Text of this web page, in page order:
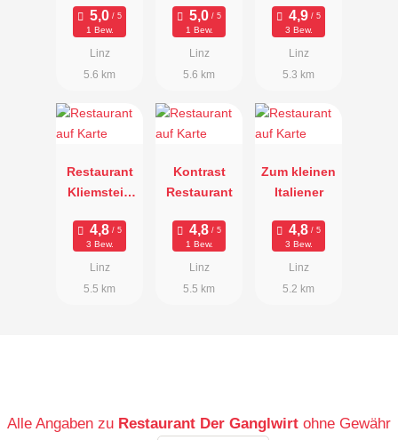
1 Bew.
Linz
5.6 km
1 Bew.
Linz
5.6 km
3 Bew.
Linz
5.3 km
Restaurant
Kliemstein
3 Bew.
Linz
5.5 km
Kontrast
Restaurant
1 Bew.
Linz
5.5 km
Zum kleinen
Italiener
3 Bew.
Linz
5.2 km
Alle Angaben zu Restaurant Der Ganglwirt ohne Gewähr